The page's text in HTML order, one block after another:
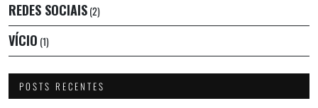
REDES SOCIAIS(2)
VÍCIO (1)
POSTS RECENTES